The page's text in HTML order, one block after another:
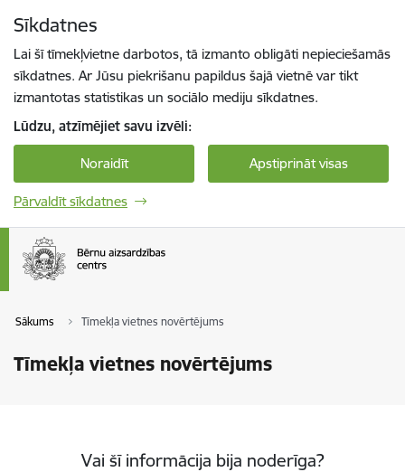
Sīkdatnes
Lai šī tīmekļvietne darbotos, tā izmanto obligāti nepieciešamās
sīkdatnes. Ar Jūsu piekrišanu papildus šajā vietnē var tikt
izmantotas statistikas un sociālo mediju sīkdatnes.
Lūdzu, atzīmējiet savu izvēli:
Noraidīt Apstiprināt visas
Pārvaldīt sīkdatnes
Sākums Tīmekļa vietnes novērtējums
Tīmekļa vietnes novērtējums
Vai šī informācija bija noderīga?